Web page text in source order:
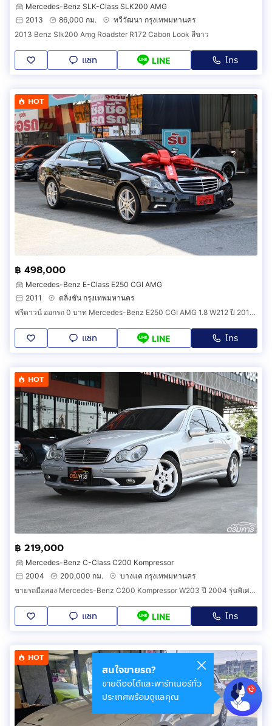
Mercedes-Benz SLK-Class SLK200 AMG
2013
86,000 กม.
ทวีวัฒนา กรุงเทพมหานคร
2013 Benz Slk200 Amg Roadster R172 Cabon Look สีขาว
แชท LINE โทร
HOT
฿ 498,000
Mercedes-Benz E-Class E250 CGI AMG
2011
ตลิ่งชัน กรุงเทพมหานคร
ฟรีดาวน์ ออกรถ 0 บาท Mercedes-Benz E250 CGI AMG 1.8 W212 ปี 2011 เบ็นซ์ อี 250 หลังคาแก้ว ดาวน์น้อย ผ่อยสบาย รถยุโรป ขายราคาถูก รถยนต์ ด่วน
แชท LINE โทร
HOT
฿ 219,000
Mercedes-Benz C-Class C200 Kompressor
2004
200,000 กม.
บางแค กรุงเทพมหานคร
ขายรถมือสอง Mercedes-Benz C200 Kompressor W203 ปี 2004 รุ่นพิเศษ AMG Dynamic แท้จากศูนย์สภาพสะสม (ACC0)
แชท LINE โทร
HOT
สนใจขายรถ?
ขายดีออโต้และพาร์ทเนอร์ทั่ว
ประเทศพร้อมดูแลคุณ